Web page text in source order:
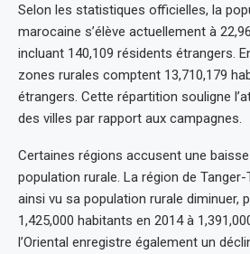
Selon les statistiques officielles, la
marocaine s’élève actuellement à
incluant 140,109 résidents étrangers.
zones rurales comptent 13,710,179
étrangers. Cette répartition souligne
des villes par rapport aux campagnes.
Certaines régions accusent une
population rurale. La région de
ainsi vu sa population rurale diminuer,
1,425,000 habitants en 2014 à
l’Oriental enregistre également un